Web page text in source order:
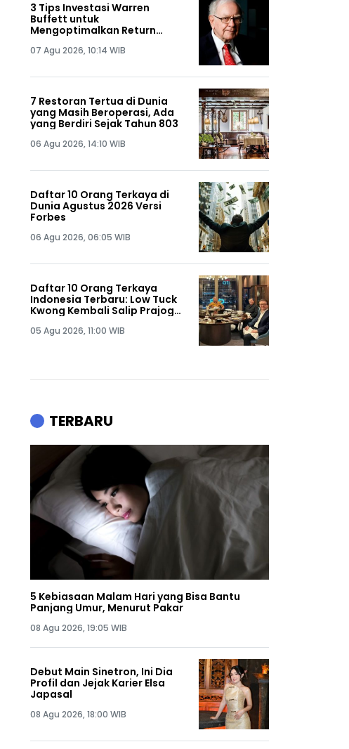
3 Tips Investasi Warren
Buffett untuk
Mengoptimalkan Return
07 Agu 2026, 10:14 WIB
7 Restoran Tertua di Dunia
yang Masih Beroperasi, Ada
yang Berdiri Sejak Tahun 803
06 Agu 2026, 14:10 WIB
Daftar 10 Orang Terkaya di
Dunia Agustus 2026 Versi
Forbes
06 Agu 2026, 06:05 WIB
Daftar 10 Orang Terkaya
Indonesia Terbaru: Low Tuck
Kwong Kembali Salip Prajogo
05 Agu 2026, 11:00 WIB
TERBARU
5 Kebiasaan Malam Hari yang Bisa Bantu
Panjang Umur, Menurut Pakar
08 Agu 2026, 19:05 WIB
Debut Main Sinetron, Ini Dia
Profil dan Jejak Karier Elsa
Japasal
08 Agu 2026, 18:00 WIB